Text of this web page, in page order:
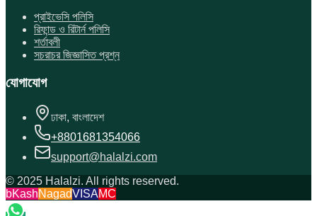
প্রাইভেসি পলিসি
রিফান্ড ও রিটার্ন পলিসি
শর্তাবলী
সচরাচর জিজ্ঞাসিত প্রশ্ন
যোগাযোগ
ঢাকা, বাংলাদেশ
+8801681354066
support@halalzi.com
© 2025 Halalzi. All rights reserved.
bKashNagadVISAMC